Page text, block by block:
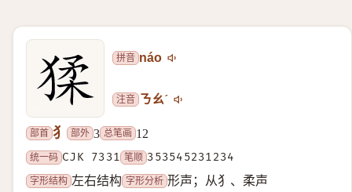
拼音 náo
注音 ㄋㄠˊ
部首 犭 部外 3 总笔画 12
统一码 CJK 7331 笔顺 353545231234
字形结构 左右结构 字形分析 形声；从犭、柔声